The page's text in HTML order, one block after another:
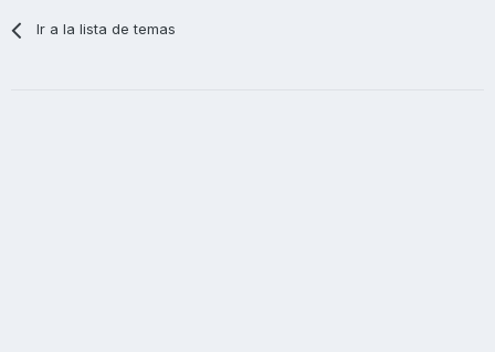
Ir a la lista de temas